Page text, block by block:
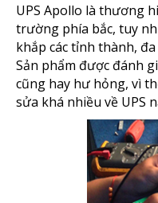
UPS Apollo là thương
trường phía bắc, tuy
khắp các tỉnh thành,
Sản phẩm được đánh
cũng hay hư hỏng, vì
sửa khá nhiều về UPS